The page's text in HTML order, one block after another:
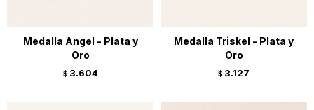
Medalla Angel - Plata y
Oro
$ 3.604
Medalla Triskel - Plata y
Oro
$ 3.127